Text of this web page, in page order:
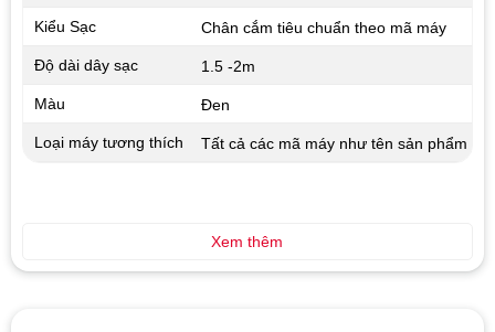
Kiểu Sạc Chân cắm tiêu chuẩn theo mã máy
Độ dài dây sạc 1.5 -2m
Màu Đen
Loại máy tương thích Tất cả các mã máy như tên sản phẩm
Xem thêm